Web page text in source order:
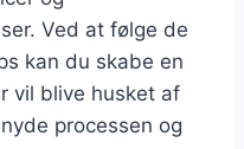
Ved at følge de
kan du skabe en
vil blive husket af
processen og